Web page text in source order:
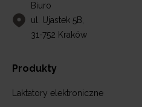
Biuro
ul. Ujastek 5B,
31-752 Kraków
Produkty
Laktatory elektroniczne